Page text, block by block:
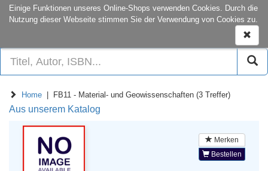
Einige Funktionen unseres Online-Shops verwenden Cookies. Durch die
Nutzung dieser Webseite stimmen Sie der Verwendung von Cookies zu.
onCampus:S1|03 +49 6151-16-22444
ein-/
Home | FB11 - Material- und Geowissenschaften (3 Treffer)
Aus unserem Katalog
Merken
Bestellen